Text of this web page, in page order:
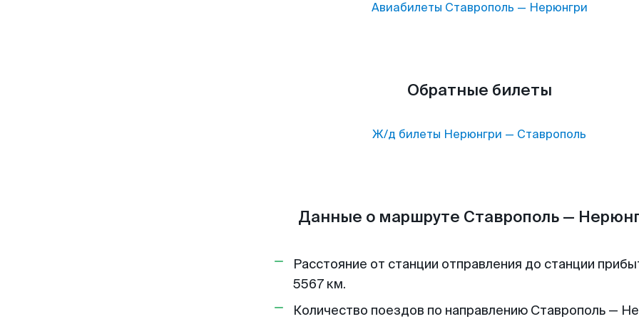
Авиабилеты Ставрополь — Нерюнгри
Обратные билеты
Ж/д билеты Нерюнгри — Ставрополь
Данные о маршруте Ставрополь —
Расстояние от станции отправления до станции
5567 км.
Количество поездов по направлению Ставрополь —